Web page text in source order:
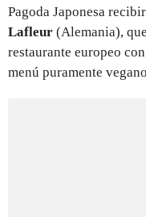
Pagoda Japonesa
Lafleur (Alemania),
restaurante europeo
menú puramente